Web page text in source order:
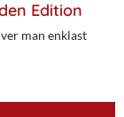
Edition
man enklast